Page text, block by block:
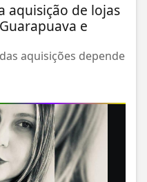
aquisição de lojas
e
aquisições depende